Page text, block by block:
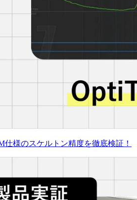
仕様のスケルトン精度を徹底検証！